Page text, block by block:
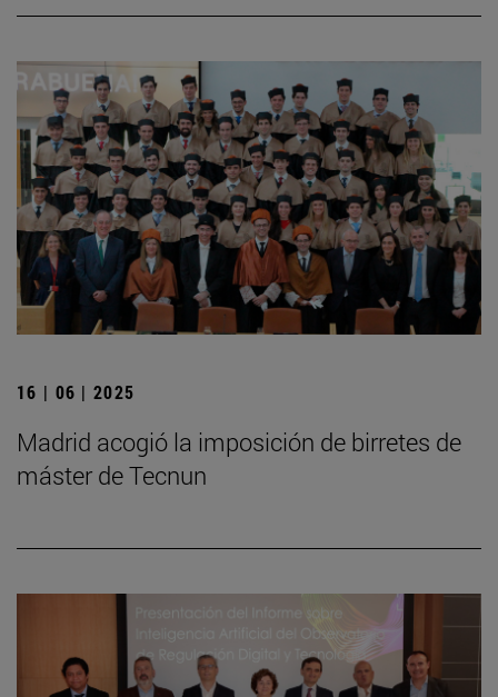
16 | 06 | 2025
Madrid acogió la imposición de birretes de
máster de Tecnun